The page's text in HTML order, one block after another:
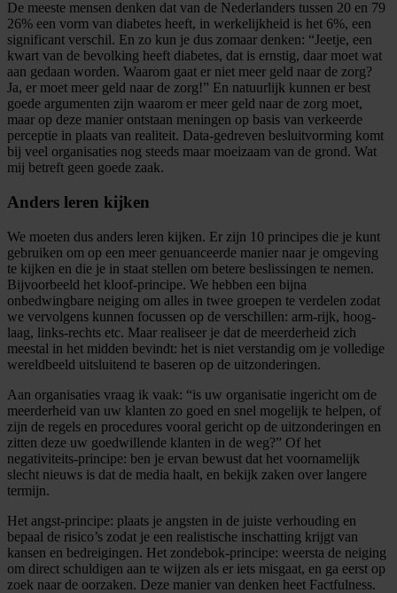
De meeste mensen denken dat van de Nederlanders tussen 20 en 79
26% een vorm van diabetes heeft, in werkelijkheid is het 6%, een
significant verschil. En zo kun je dus zomaar denken: “Jeetje, een
kwart van de bevolking heeft diabetes, dat is ernstig, daar moet wat
aan gedaan worden. Waarom gaat er niet meer geld naar de zorg?
Ja, er moet meer geld naar de zorg!” En natuurlijk kunnen er best
goede argumenten zijn waarom er meer geld naar de zorg moet,
maar op deze manier ontstaan meningen op basis van verkeerde
perceptie in plaats van realiteit. Data-gedreven besluitvorming komt
bij veel organisaties nog steeds maar moeizaam van de grond. Wat
mij betreft geen goede zaak.
Anders leren kijken
We moeten dus anders leren kijken. Er zijn 10 principes die je kunt
gebruiken om op een meer genuanceerde manier naar je omgeving
te kijken en die je in staat stellen om betere beslissingen te nemen.
Bijvoorbeeld het kloof-principe. We hebben een bijna
onbedwingbare neiging om alles in twee groepen te verdelen zodat
we vervolgens kunnen focussen op de verschillen: arm-rijk, hoog-
laag, links-rechts etc. Maar realiseer je dat de meerderheid zich
meestal in het midden bevindt: het is niet verstandig om je volledige
wereldbeeld uitsluitend te baseren op de uitzonderingen.
Aan organisaties vraag ik vaak: “is uw organisatie ingericht om de
meerderheid van uw klanten zo goed en snel mogelijk te helpen, of
zijn de regels en procedures vooral gericht op de uitzonderingen en
zitten deze uw goedwillende klanten in de weg?” Of het
negativiteits-principe: ben je ervan bewust dat het voornamelijk
slecht nieuws is dat de media haalt, en bekijk zaken over langere
termijn.
Het angst-principe: plaats je angsten in de juiste verhouding en
bepaal de risico’s zodat je een realistische inschatting krijgt van
kansen en bedreigingen. Het zondebok-principe: weersta de neiging
om direct schuldigen aan te wijzen als er iets misgaat, en ga eerst op
zoek naar de oorzaken. Deze manier van denken heet Factfulness.